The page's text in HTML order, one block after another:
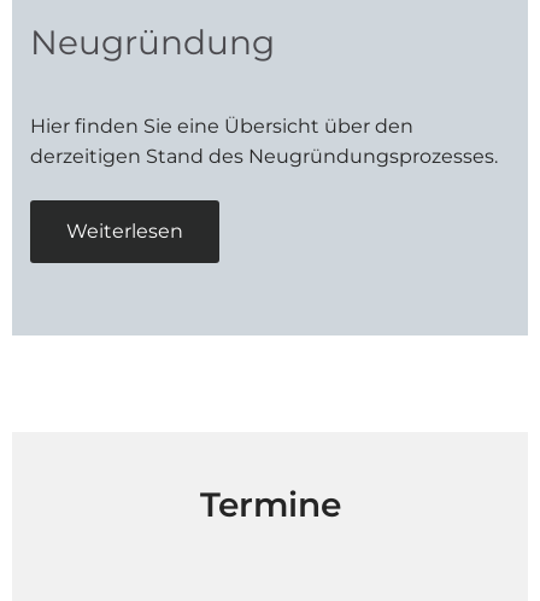
Neugründung
Hier finden Sie eine Übersicht über den
derzeitigen Stand des Neugründungsprozesses.
Weiterlesen
Termine